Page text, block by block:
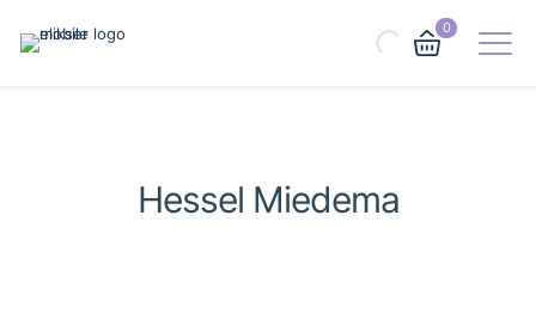
0
Hessel Miedema